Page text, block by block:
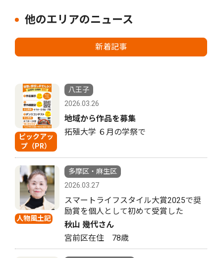
他のエリアのニュース
新着記事
ピックアッ
プ（PR）
八王子
2026.03.26
地域から作品を募集
拓殖大学 ６月の学祭で
人物風土記
多摩区・麻生区
2026.03.27
スマートライフスタイル大賞2025で奨
励賞を個人として初めて受賞した
秋山 幾代さん
宮前区在住 78歳